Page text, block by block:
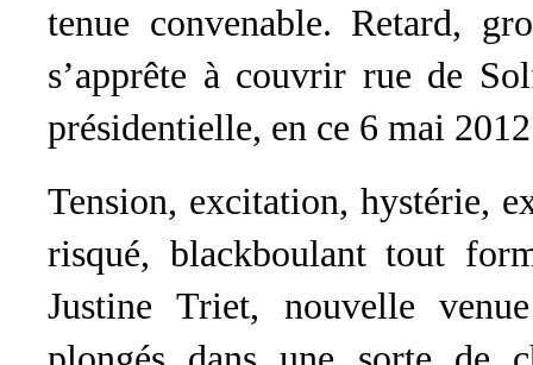
tenue convenable. Retard,
s’apprête à couvrir rue de
présidentielle, en ce 6 mai
Tension, excitation, hystérie,
risqué, blackboulant tout
Justine Triet, nouvelle